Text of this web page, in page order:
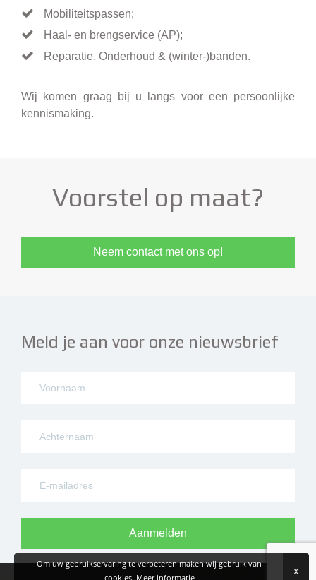
Om uw gebruikservaring te verbeteren maken wij gebruik van
cookies. Meer informatie
x
Mobiliteitspassen;
Haal- en brengservice (AP);
Reparatie, Onderhoud & (winter-)banden.
Wij komen graag bij u langs voor een persoonlijke
kennismaking.
Voorstel op maat?
Neem contact met ons op!
Meld je aan voor onze nieuwsbrief
Aanmelden